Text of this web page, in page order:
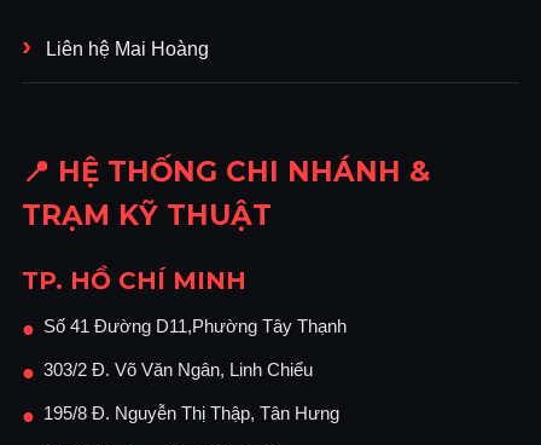
Liên hệ Mai Hoàng
📍 HỆ THỐNG CHI NHÁNH &
TRẠM KỸ THUẬT
TP. HỒ CHÍ MINH
● Số 41 Đường D11,Phường Tây Thạnh
● 303/2 Đ. Võ Văn Ngân, Linh Chiểu
● 195/8 Đ. Nguyễn Thị Thập, Tân Hưng